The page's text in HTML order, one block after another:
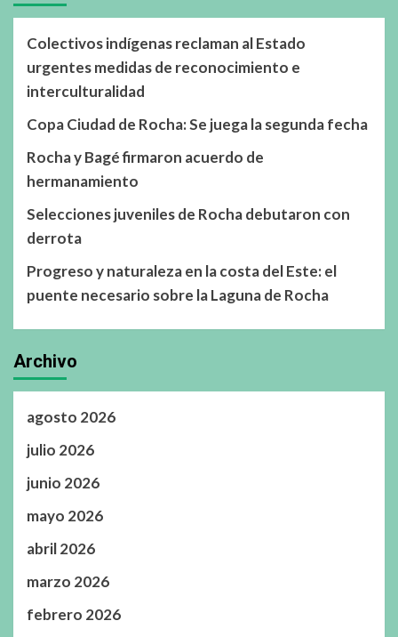
Colectivos indígenas reclaman al Estado
urgentes medidas de reconocimiento e
interculturalidad
Copa Ciudad de Rocha: Se juega la segunda fecha
Rocha y Bagé firmaron acuerdo de
hermanamiento
Selecciones juveniles de Rocha debutaron con
derrota
Progreso y naturaleza en la costa del Este: el
puente necesario sobre la Laguna de Rocha
Archivo
agosto 2026
julio 2026
junio 2026
mayo 2026
abril 2026
marzo 2026
febrero 2026